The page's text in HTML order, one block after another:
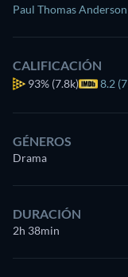
Paul Thomas Anderson
CALIFICACIÓN
93% (7.8k) 8.2
GÉNEROS
Drama
DURACIÓN
2h 38min